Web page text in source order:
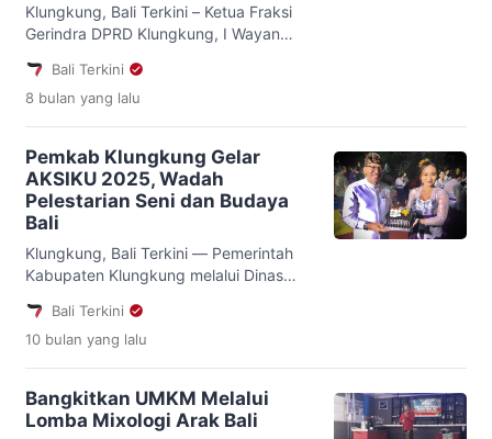
Indonesia. Saat ini MR.D.I.Y. […]
Klungkung, Bali Terkini – Ketua Fraksi
Gerindra DPRD Klungkung, I Wayan
keadilan bagi Kabupaten Klungkung
dalam pengelolaan dan pembagian
mengajak masyarakat Klungkung
menolak tindakan yang dinilainya
sebagai kesewenang-wenangan
Gubernur Bali menuai pro dan kontra.
Widiana menilai perbedaan pandangan
itu menunjukkan adanya benturan […]
Bali Terkini
8 bulan yang lalu
Pemkab Klungkung Gelar
AKSIKU 2025, Wadah
Pelestarian Seni dan Budaya
Bali
Klungkung, Bali Terkini — Pemerintah
Kabupaten Klungkung melalui Dinas
AKSIKU 2025 (Atraksi Melestarikan Seni
Budaya di Kabupaten Klungkung)
budaya daerah. Ajang tahunan ini akan
berlangsung pada 16–18 Oktober 2025
Bali Terkini
10 bulan yang lalu
Bangkitkan UMKM Melalui
Lomba Mixologi Arak Bali